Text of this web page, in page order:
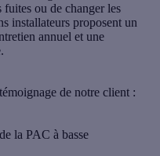
fuites ou de changer les
installateurs proposent un
annuel et une
de notre client :
la PAC à basse